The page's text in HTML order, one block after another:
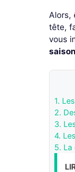
Alors,
tête,
vous
1.
2.
3.
4.
5. La